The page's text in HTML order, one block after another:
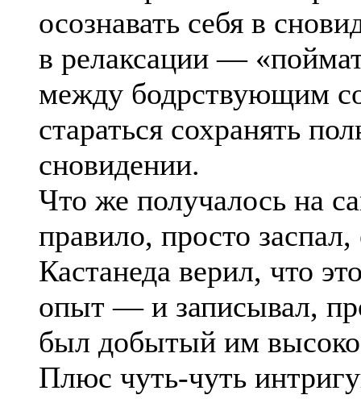
осознавать себя в
в релаксации —
между бодрствующим
стараться сохранять
сновидении.
Что же получалось на
правило, просто
Кастанеда верил, что
опыт — и записывал,
был добытый им
Плюс чуть-чуть